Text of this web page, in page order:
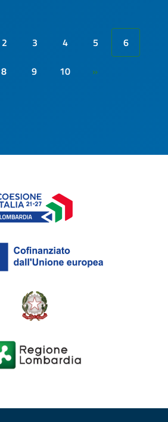
2 3 4 5
6
8 9 10 »